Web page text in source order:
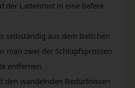
der Lattenrost in eine tiefere
selbständig aus dem Bettchen
man zwei der Schlupfsprossen
entfernen.
den wandelnden Bedürfnissen